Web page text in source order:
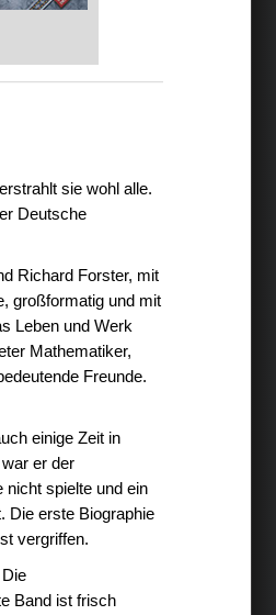
sie wohl alle.
Deutsche
Richard Forster, mit
großformatig und mit
Leben und Werk
Mathematiker,
Freunde.
einige Zeit in
er der
nicht spielte und ein
Die erste Biographie
vergriffen.
Band ist frisch